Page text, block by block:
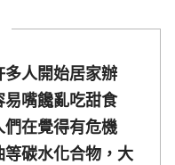
人開始居家辦
嘴饞亂吃甜食
們在覺得有危機
等碳水化合物，大